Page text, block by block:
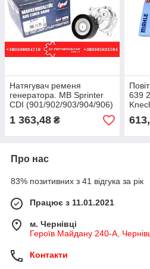
Натягувач ременя
генератора. MB Sprinter
CDI (901/902/903/904/906)
Vito CDI (W638/W639)
OM611/612/646. IPD
1 363,48 ₴
639
Про нас
83% позитивних з 41 відгука за рік
Працює з 11.01.2021
м. Чернівці
Героїв Майдану 240-А,
Контакти